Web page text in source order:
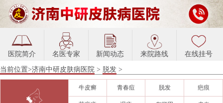
医院简介 名医专家 新闻动态 来院路线 在线挂号
当前位置>济南中研皮肤病医院 > 脱发 >
牛皮癣 青春痘 脱发 疤痕